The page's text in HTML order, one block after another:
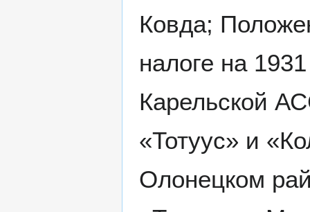
Ковда;
налоге на
Карельской
«Тотуус» и
Олонецком